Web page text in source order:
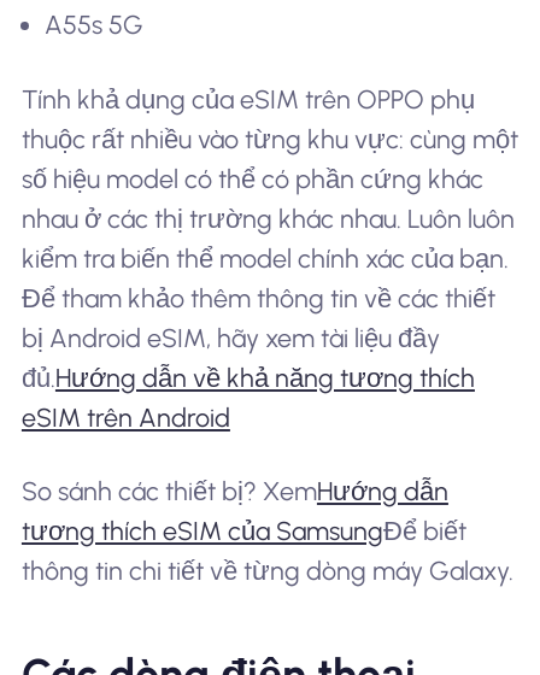
A55s 5G
Tính khả dụng của eSIM trên OPPO phụ
thuộc rất nhiều vào từng khu vực: cùng một
số hiệu model có thể có phần cứng khác
nhau ở các thị trường khác nhau. Luôn luôn
kiểm tra biến thể model chính xác của bạn.
Để tham khảo thêm thông tin về các thiết
bị Android eSIM, hãy xem tài liệu đầy
đủ.Hướng dẫn về khả năng tương thích
eSIM trên Android
So sánh các thiết bị? XemHướng dẫn
tương thích eSIM của SamsungĐể biết
thông tin chi tiết về từng dòng máy Galaxy.